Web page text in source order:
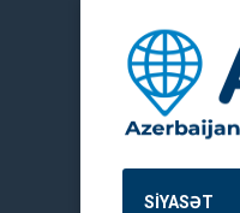
SİYASƏT